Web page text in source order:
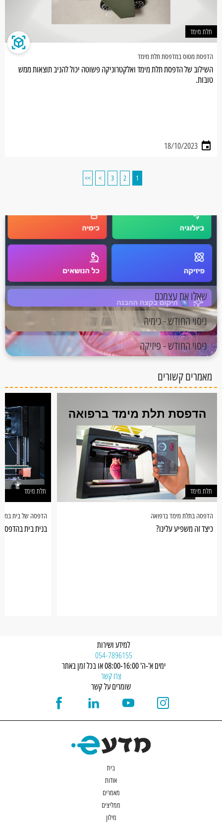
תלת מימד
הדפסת מטוס במדפסת תלת מימד
השילוב של הדפסת תלת מימד ואלקטרוניקה פשוטה יכול להניב תוצאות ממש
טובות.
18/10/2023
1
2
3
>
>>
שאלו את עצמכם
ניסוי החודש - כימיה
ניסוי החודש - פיזיקה
מאמרים קשורים
תלת מימד
הדפסה בתלת מימד ברפואה
כיצד זה משפיע עלינו?
תלת מימד
הדפסה של בית
בנית בית
למידע ושירות
054-7896155
ימים א'-ה' 08:00-16:00 או בכל זמן באתר
צרו קשר
שומרים על קשר
בית
אודות
מאמרים
ממליצים
מילון